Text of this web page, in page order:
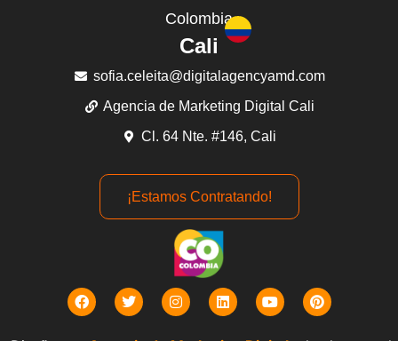
Colombia
Cali
sofia.celeita@digitalagencyamd.com
Agencia de Marketing Digital Cali
Cl. 64 Nte. #146, Cali
¡Estamos Contratando!